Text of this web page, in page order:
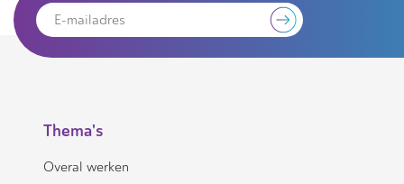
Thema's
Overal werken